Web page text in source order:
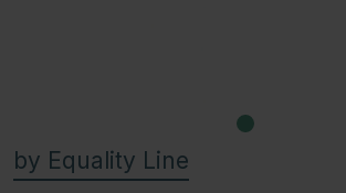
by Equality Line